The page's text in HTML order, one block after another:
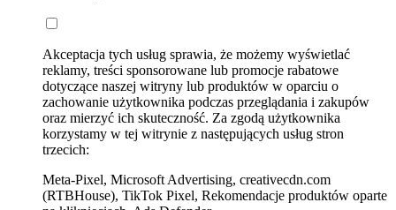
Akceptacja tych usług sprawia, że możemy wyświetlać
reklamy, treści sponsorowane lub promocje rabatowe
dotyczące naszej witryny lub produktów w oparciu o
zachowanie użytkownika podczas przeglądania i zakupów
oraz mierzyć ich skuteczność. Za zgodą użytkownika
korzystamy w tej witrynie z następujących usług stron
trzecich:
Meta-Pixel, Microsoft Advertising, creativecdn.com
(RTBHouse), TikTok Pixel, Rekomendacje produktów oparte